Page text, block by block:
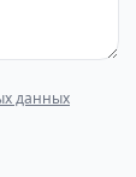
данных